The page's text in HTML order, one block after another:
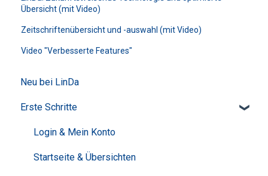
Übersicht (mit Video)
Zeitschriftenübersicht und -auswahl (mit Video)
Video "Verbesserte Features"
Neu bei LinDa
Erste Schritte
Login & Mein Konto
Startseite & Übersichten